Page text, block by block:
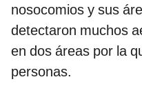
nosocomios y sus
detectaron muchos
en dos áreas por la
personas.